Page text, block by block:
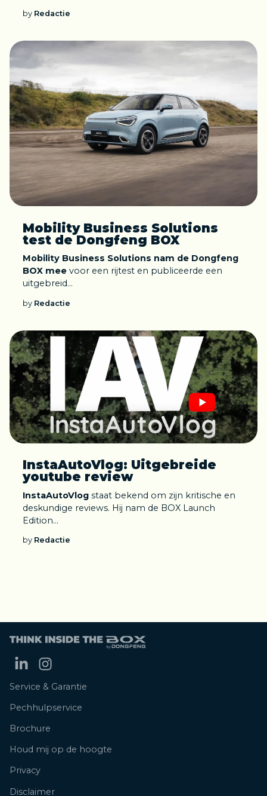
by Redactie
Mobility Business Solutions
test de Dongfeng BOX
Mobility Business Solutions nam de Dongfeng
BOX mee voor een rijtest en publiceerde een
uitgebreid...
by Redactie
InstaAutoVlog: Uitgebreide
youtube review
InstaAutoVlog staat bekend om zijn kritische en
deskundige reviews. Hij nam de BOX Launch
Edition...
by Redactie
Service & Garantie
Pechhulpservice
Brochure
Houd mij op de hoogte
Privacy
Disclaimer